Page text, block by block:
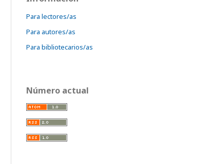
Para lectores/as
Para autores/as
Para bibliotecarios/as
Número actual